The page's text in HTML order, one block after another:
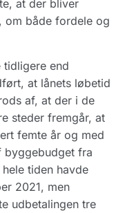
at der bliver
om både fordele og
tidligere end
at lånets løbetid
af, at der i de
steder fremgår, at
femte år og med
byggebudget fra
tiden havde
2021, men
udbetalingen tre